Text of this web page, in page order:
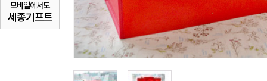
모바일에서도
세종기프트